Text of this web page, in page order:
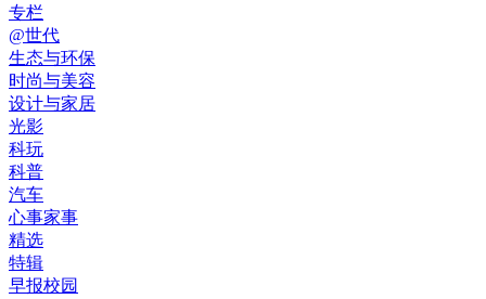
专栏
@世代
生态与环保
时尚与美容
设计与家居
光影
科玩
科普
汽车
心事家事
精选
特辑
早报校园